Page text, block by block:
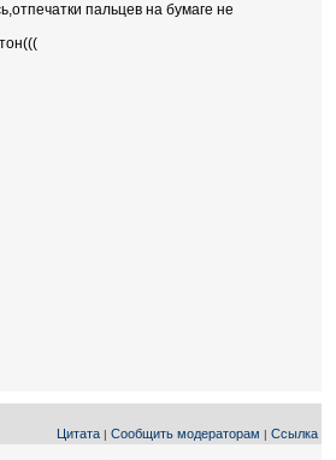
пальцев на бумаге не
Цитата | Сообщить модераторам | Ссылка